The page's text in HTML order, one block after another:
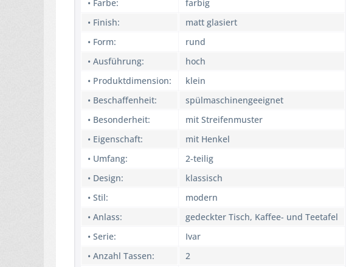
• Farbe:
farbig
• Finish:
matt glasiert
• Form:
rund
• Ausführung:
hoch
• Produktdimension:
klein
• Beschaffenheit:
spülmaschinengeeignet
• Besonderheit:
mit Streifenmuster
• Eigenschaft:
mit Henkel
• Umfang:
2-teilig
• Design:
klassisch
• Stil:
modern
• Anlass:
gedeckter Tisch, Kaffee- und Teetafel
• Serie:
Ivar
• Anzahl Tassen:
2